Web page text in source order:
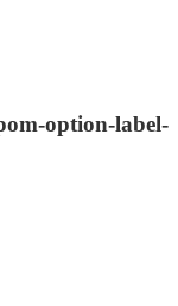
option-label-